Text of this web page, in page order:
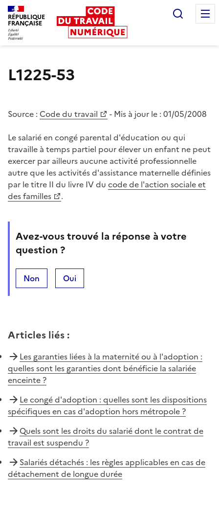
RÉPUBLIQUE
FRANÇAISE
L1225-53
Source : Code du travail - Mis à jour le : 01/05/2008
Le salarié en congé parental d'éducation ou qui
travaille à temps partiel pour élever un enfant ne peut
exercer par ailleurs aucune activité professionnelle
autre que les activités d'assistance maternelle définies
par le titre II du livre IV du code de l'action sociale et
des familles
.
Avez-vous trouvé la réponse à votre
question ?
Non Oui
Articles liés :
Les garanties liées à la maternité ou à l'adoption :
quelles sont les garanties dont bénéficie la salariée
enceinte ?
Le congé d'adoption : quelles sont les dispositions
spécifiques en cas d'adoption hors métropole ?
Quels sont les droits du salarié dont le contrat de
travail est suspendu ?
Salariés détachés : les règles applicables en cas de
détachement de longue durée